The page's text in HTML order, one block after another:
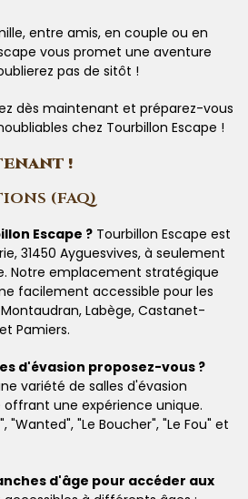
entre amis, en couple ou en
vous promet une aventure
pas de sitôt !
dès maintenant et préparez-vous
chez Tourbillon Escape !
!
(FAQ)
Escape ? Tourbillon Escape est
31450 Ayguesvives, à seulement
Notre emplacement stratégique
facilement accessible pour les
Labège, Castanet-
Pamiers.
d'évasion proposez-vous ?
variété de salles d'évasion
une expérience unique.
"Wanted", "Le Boucher", "Le Fou" et
d'âge pour accéder aux